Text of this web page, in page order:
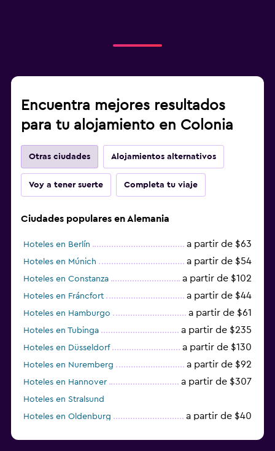
Encuentra mejores resultados
para tu alojamiento en Colonia
Otras ciudades Alojamientos alternativos
Voy a tener suerte Completa tu viaje
Ciudades populares en Alemania
Hoteles en Berlín a partir de $63
Hoteles en Múnich a partir de $54
Hoteles en Constanza a partir de $102
Hoteles en Fráncfort a partir de $44
Hoteles en Hamburgo a partir de $61
Hoteles en Tubinga a partir de $235
Hoteles en Düsseldorf a partir de $130
Hoteles en Nuremberg a partir de $92
Hoteles en Hannover a partir de $307
Hoteles en Stralsund
Hoteles en Oldenburg
a partir de $40